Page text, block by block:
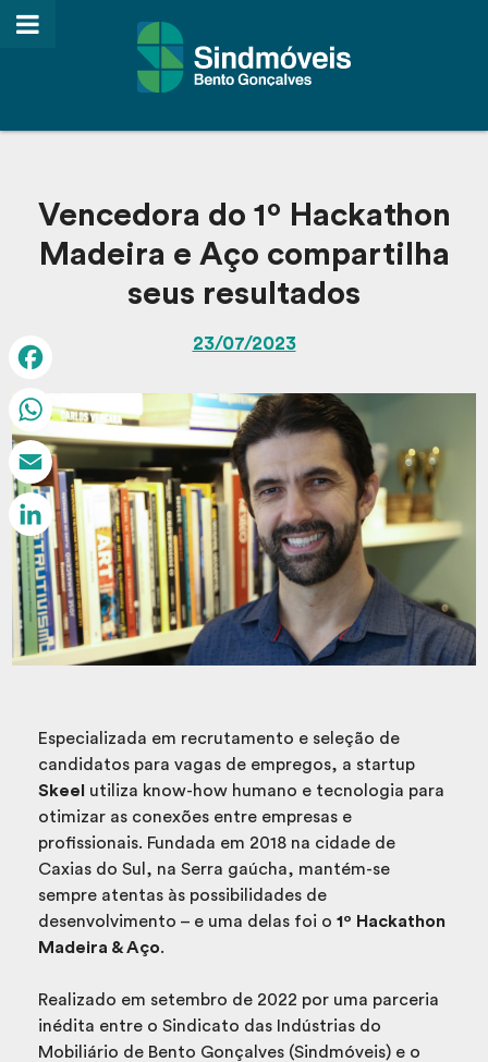
Vencedora do 1º Hackathon
Madeira e Aço compartilha
seus resultados
23/07/2023
Especializada em recrutamento e seleção de
candidatos para vagas de empregos, a startup
Skeel
utiliza know-how humano e tecnologia para
otimizar as conexões entre empresas e
profissionais. Fundada em 2018 na cidade de
Caxias do Sul, na Serra gaúcha, mantém-se
sempre atentas às possibilidades de
desenvolvimento – e uma delas foi o1º Hackathon
Madeira & Aço.
Realizado em setembro de 2022 por uma parceria
inédita entre o Sindicato das Indústrias do
Mobiliário de Bento Gonçalves (Sindmóveis) e o
Facebook
WhatsApp
Email
LinkedIn